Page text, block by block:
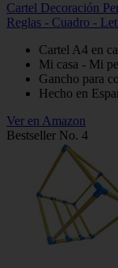
Cartel Decoración
Reglas - Cuadro -
Cartel A4 en
Mi casa - Mi
Gancho para
Hecho en
Ver en Amazon
Bestseller No. 4